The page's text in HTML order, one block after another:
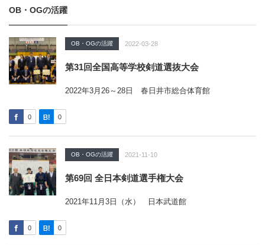
OB・OGの活躍
OB・OGの活躍 2022-03-28
第31回全国高等学校剣道選抜大会
2022年3月26～28日 春日井市総合体育館
0 0
OB・OGの活躍 2021-11-10
第69回 全日本剣道選手権大会
2021年11月3日（水） 日本武道館
0 0